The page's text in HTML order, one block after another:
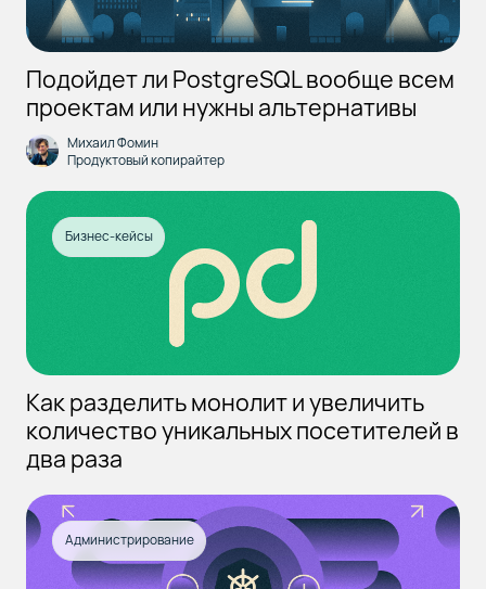
Подойдет ли PostgreSQL вообще всем
проектам или нужны альтернативы
Михаил Фомин
Продуктовый копирайтер
Бизнес-кейсы
Как разделить монолит и увеличить
количество уникальных посетителей в
два раза
Администрирование